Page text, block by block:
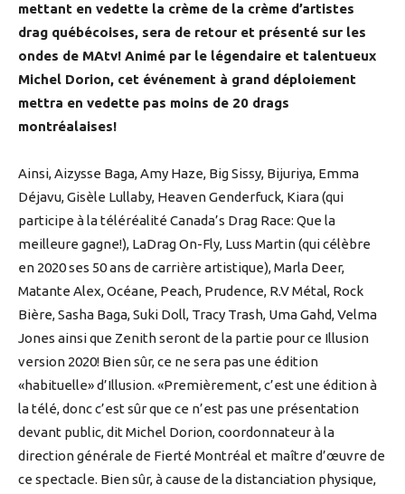
mettant en vedette la crème de la crème d’artistes
drag québécoises, sera de retour et présenté sur les
ondes de MAtv! Animé par le légendaire et talentueux
Michel Dorion, cet événement à grand déploiement
mettra en vedette pas moins de 20 drags
montréalaises!
Ainsi, Aizysse Baga, Amy Haze, Big Sissy, Bijuriya, Emma
Déjavu, Gisèle Lullaby, Heaven Genderfuck, Kiara (qui
participe à la téléréalité Canada’s Drag Race: Que la
meilleure gagne!), LaDrag On-Fly, Luss Martin (qui célèbre
en 2020 ses 50 ans de carrière artistique), Marla Deer,
Matante Alex, Océane, Peach, Prudence, R.V Métal, Rock
Bière, Sasha Baga, Suki Doll, Tracy Trash, Uma Gahd, Velma
Jones ainsi que Zenith seront de la partie pour ce Illusion
version 2020! Bien sûr, ce ne sera pas une édition
«habituelle» d’Illusion. «Premièrement, c’est une édition à
la télé, donc c’est sûr que ce n’est pas une présentation
devant public, dit Michel Dorion, coordonnateur à la
direction générale de Fierté Montréal et maître d’œuvre de
ce spectacle. Bien sûr, à cause de la distanciation physique,